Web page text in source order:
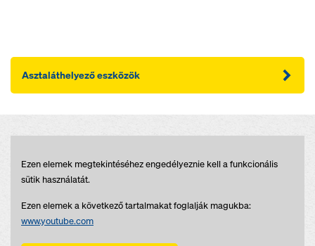
Asztaláthelyező eszközök
Ezen elemek megtekintéséhez engedélyeznie kell a funkcionális
sütik használatát.
Ezen elemek a következő tartalmakat foglalják magukba:
www.youtube.com